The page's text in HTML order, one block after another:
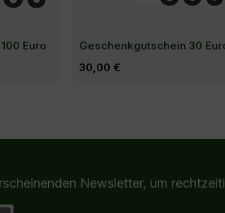
Euro Geschenkgutschein 30
Regulärer Preis:
30,00 €
Newsletter, um